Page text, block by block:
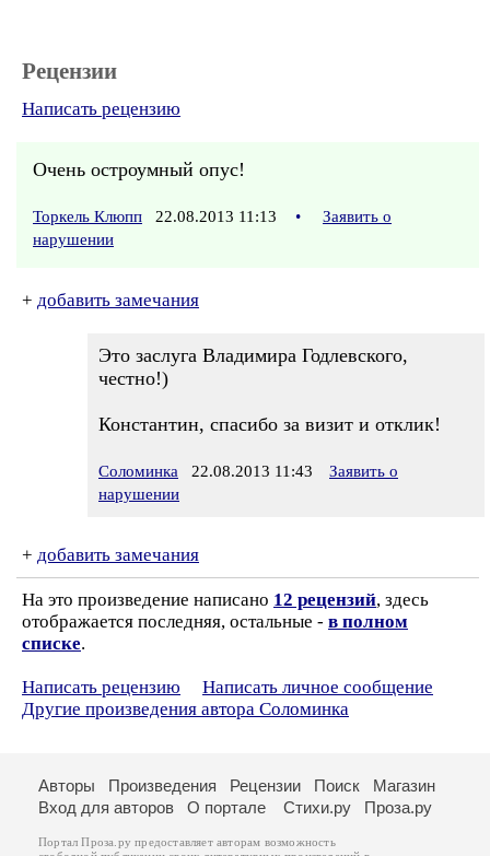
Рецензии
Написать рецензию
Очень остроумный опус!
Торкель Клюпп 22.08.2013 11:13 •
Заявить о
нарушении
+ добавить замечания
Это заслуга Владимира Годлевского,
честно!)
Константин, спасибо за визит и отклик!
Соломинка 22.08.2013 11:43
Заявить о
нарушении
+ добавить замечания
На это произведение написано 12 рецензий, здесь
отображается последняя, остальные - в полном
списке.
Написать рецензию
Написать личное сообщение
Другие произведения автора Соломинка
Авторы Произведения Рецензии Поиск
Магазин
Вход для авторов
О портале Стихи.ру Проза.ру
Портал Проза.ру предоставляет авторам возможность